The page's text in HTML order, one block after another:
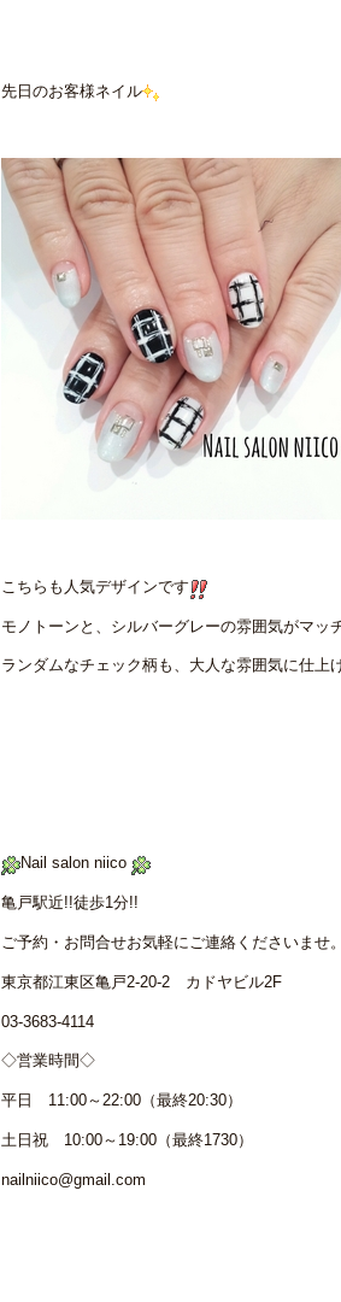
先日のお客様ネイル
こちらも人気デザインです
モノトーンと、シルバーグレーの雰囲気がマッチ
ランダムなチェック柄も、大人な雰囲気に仕上
Nail salon niico
亀戸駅近!!徒歩1分!!
ご予約・お問合せお気軽にご連絡くださいませ。
東京都江東区亀戸2-20-2 カドヤビル2F
03-3683-4114
◇営業時間◇
平日 11:00～22:00（最終20:30）
土日祝 10:00～19:00（最終1730）
nailniico@gmail.com